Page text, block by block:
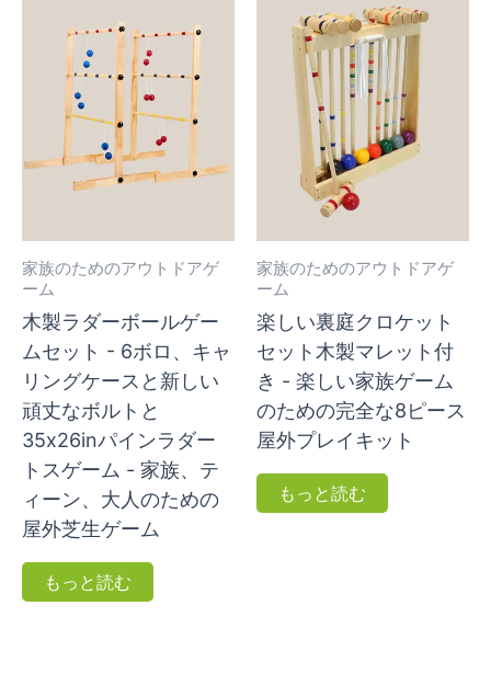
家族のためのアウトドアゲ
ーム
木製ラダーボールゲー
ムセット - 6ボロ、キャ
リングケースと新しい
頑丈なボルトと
35x26inパインラダー
トスゲーム - 家族、テ
ィーン、大人のための
屋外芝生ゲーム
もっと読む
家族のためのアウトドアゲ
ーム
楽しい裏庭クロケット
セット木製マレット付
き - 楽しい家族ゲーム
のための完全な8ピース
屋外プレイキット
もっと読む